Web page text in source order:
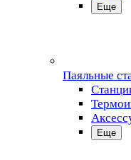
Еще
Паяльные
Еще